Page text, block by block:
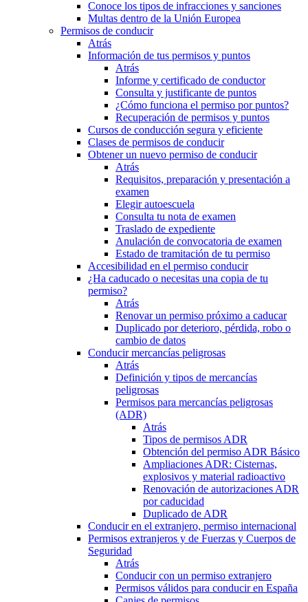
Conoce los tipos de infracciones y sanciones
Multas dentro de la Unión Europea
Permisos de conducir
Atrás
Información de tus permisos y puntos
Atrás
Informe y certificado de conductor
Consulta y justificante de puntos
¿Cómo funciona el permiso por puntos?
Recuperación de permisos y puntos
Cursos de conducción segura y eficiente
Clases de permisos de conducir
Obtener un nuevo permiso de conducir
Atrás
Requisitos, preparación y presentación a
examen
Elegir autoescuela
Consulta tu nota de examen
Traslado de expediente
Anulación de convocatoria de examen
Estado de tramitación de tu permiso
Accesibilidad en el permiso conducir
¿Ha caducado o necesitas una copia de tu
permiso?
Atrás
Renovar un permiso próximo a caducar
Duplicado por deterioro, pérdida, robo o
cambio de datos
Conducir mercancías peligrosas
Atrás
Definición y tipos de mercancías
peligrosas
Permisos para mercancías peligrosas
(ADR)
Atrás
Tipos de permisos ADR
Obtención del permiso ADR Básico
Ampliaciones ADR: Cisternas,
explosivos y material radioactivo
Renovación de autorizaciones ADR
por caducidad
Duplicado de ADR
Conducir en el extranjero, permiso internacional
Permisos extranjeros y de Fuerzas y Cuerpos de
Seguridad
Atrás
Conducir con un permiso extranjero
Permisos válidos para conducir en España